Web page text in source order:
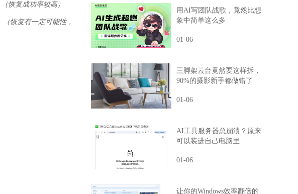
（恢复成功率较高）
（恢复有一定可能性，
用AI写团队战歌，竟然比想
象中简单这么多
01-06
三脚架云台竟然要这样拆，
90%的摄影新手都做错了
01-06
AI工具服务器总崩溃？原来
可以装进自己电脑里
01-06
让你的Windows效率翻倍的